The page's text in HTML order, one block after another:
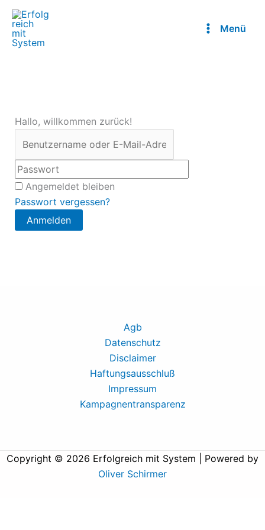
Zum
Inhalt
springen
Menü
Hallo, willkommen zurück!
Angemeldet bleiben
Passwort vergessen?
Anmelden
Agb
Datenschutz
Disclaimer
Haftungsausschluß
Impressum
Kampagnentransparenz
Copyright © 2026 Erfolgreich mit System | Powered by
Oliver Schirmer